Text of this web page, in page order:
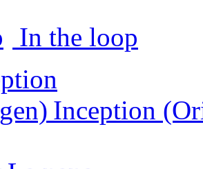
In the loop
Inception